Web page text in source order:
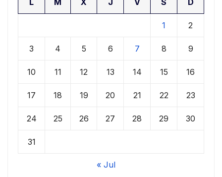
1 2
3 4 5 6 7 8 9
10 11 12 13 14 15 16
17 18 19 20 21 22 23
24 25 26 27 28 29 30
31
« Jul